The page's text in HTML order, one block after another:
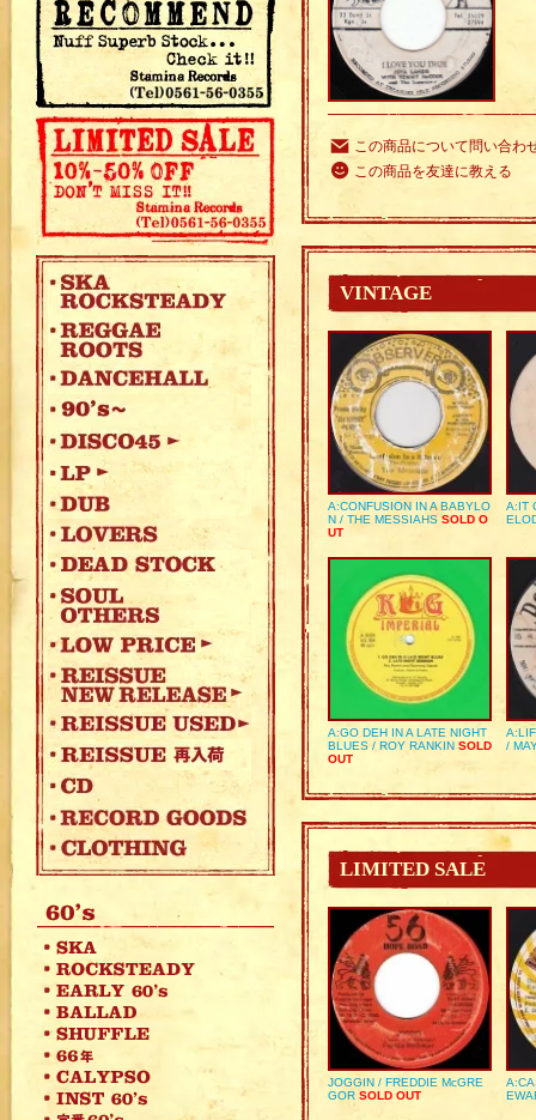
この商品について問い合わ
この商品を友達に教える
VINTAGE
A:CONFUSION IN A BABYLO
N / THE MESSIAHS SOLD O
UT
A:IT
A:GO DEH IN A LATE NIGHT
BLUES / ROY RANKIN SOLD
OUT
/
LIMITED SALE
JOGGIN / FREDDIE McGRE
GOR SOLD OUT